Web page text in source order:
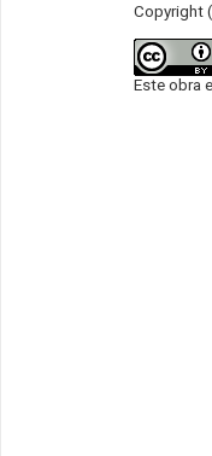
Copyright
Este obra